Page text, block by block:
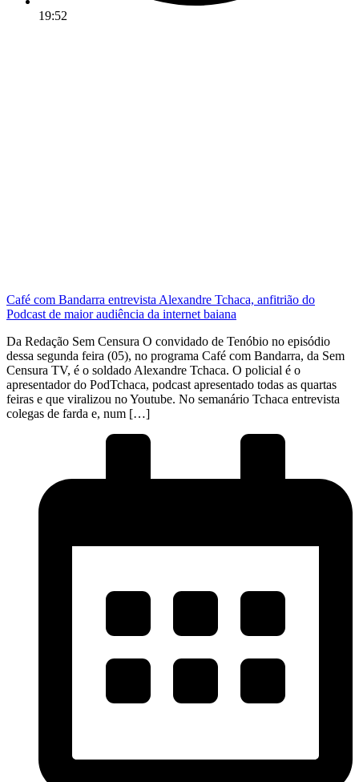
19:52
Café com Bandarra entrevista Alexandre Tchaca, anfitrião do
Podcast de maior audiência da internet baiana
Da Redação Sem Censura O convidado de Tenóbio no episódio
dessa segunda feira (05), no programa Café com Bandarra, da Sem
Censura TV, é o soldado Alexandre Tchaca. O policial é o
apresentador do PodTchaca, podcast apresentado todas as quartas
feiras e que viralizou no Youtube. No semanário Tchaca entrevista
colegas de farda e, num […]